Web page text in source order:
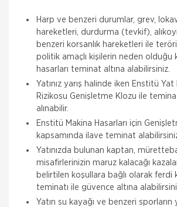
Harp ve benzeri durumlar, grev,
hareketleri, durdurma (tevkif),
benzeri korsanlık hareketleri ile
politik amaçlı kişilerin neden olduğu
hasarları teminat altına alabilirsiniz.
Yatınız yarış halinde iken Enstitü Yat
Rizikosu Genişletme Klozu ile
alınabilir.
Enstitü Makina Hasarları için
kapsamında ilave teminat
Yatınızda bulunan kaptan,
misafirlerinizin maruz kalacağı
belirtilen koşullara bağlı olarak ferdi
teminatı ile güvence altına
Yatın su kayağı ve benzeri sporların